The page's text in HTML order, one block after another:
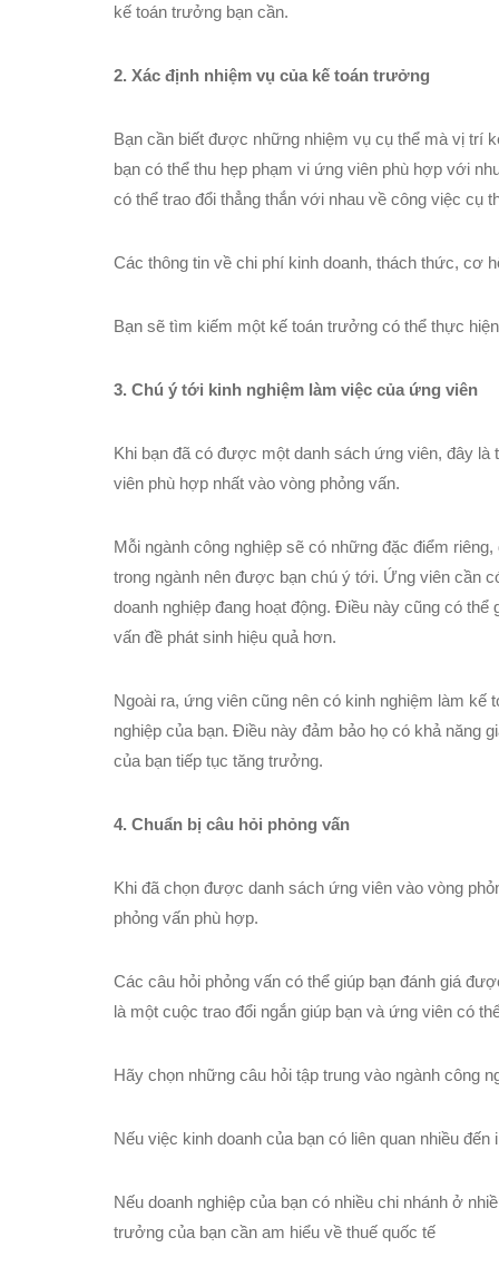
kế toán trưởng bạn cần.
2. Xác định nhiệm vụ của kế toán trưởng
Bạn cần biết được những nhiệm vụ cụ thể mà vị trí
bạn có thể thu hẹp phạm vi ứng viên phù hợp với
có thể trao đổi thẳng thắn với nhau về công việc cụ
Các thông tin về chi phí kinh doanh, thách thức, cơ
Bạn sẽ tìm kiếm một kế toán trưởng có thể thực
3. Chú ý tới kinh nghiệm làm việc của ứng viên
Khi bạn đã có được một danh sách ứng viên, đây
viên phù hợp nhất vào vòng phỏng vấn.
Mỗi ngành công nghiệp sẽ có những đặc điểm
trong ngành nên được bạn chú ý tới. Ứng viên cần
doanh nghiệp đang hoạt động. Điều này cũng có
vấn đề phát sinh hiệu quả hơn.
Ngoài ra, ứng viên cũng nên có kinh nghiệm làm
nghiệp của bạn. Điều này đảm bảo họ có khả năng
của bạn tiếp tục tăng trưởng.
4. Chuẩn bị câu hỏi phỏng vấn
Khi đã chọn được danh sách ứng viên vào vòng
phỏng vấn phù hợp.
Các câu hỏi phỏng vấn có thể giúp bạn đánh giá
là một cuộc trao đổi ngắn giúp bạn và ứng viên có
Hãy chọn những câu hỏi tập trung vào ngành công
Nếu việc kinh doanh của bạn có liên quan nhiều
Nếu doanh nghiệp của bạn có nhiều chi nhánh ở
trưởng của bạn cần am hiểu về thuế quốc tế